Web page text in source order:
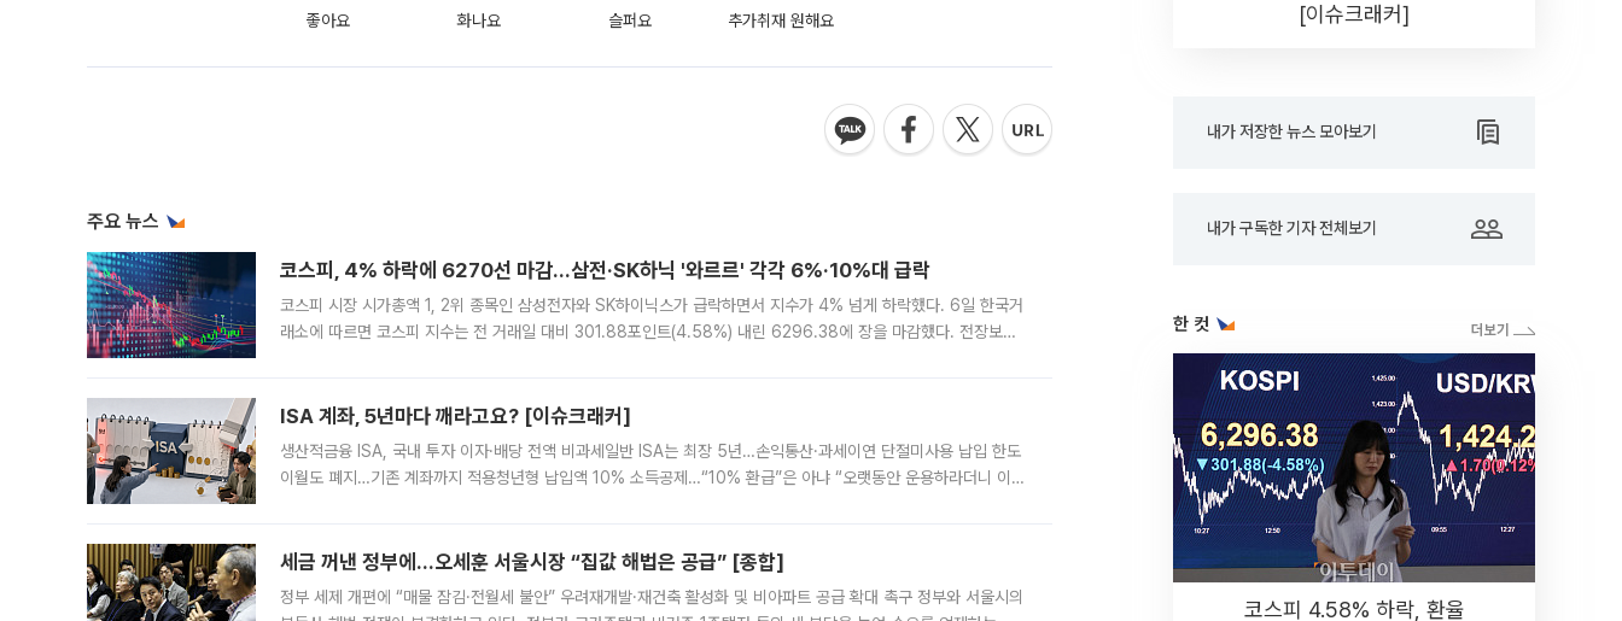
좋아요 화나요 슬퍼요 추가취재 원해요
주요 뉴스
코스피, 4% 하락에 6270선 마감…삼전·SK하닉 '와르르' 각각 6%·10%대 급락
코스피 시장 시가총액 1, 2위 종목인 삼성전자와 SK하이닉스가 급락하면서 지수가 4% 넘게 하락했다. 6일 한국거
래소에 따르면 코스피 지수는 전 거래일 대비 301.88포인트(4.58%) 내린 6296.38에 장을 마감했다. 전장보다
ISA 계좌, 5년마다 깨라고요? [이슈크래커]
생산적금융 ISA, 국내 투자 이자·배당 전액 비과세일반 ISA는 최장 5년…손익통산·과세이연 단절미사용 납입 한도
이월도 폐지…기존 계좌까지 적용청년형 납입액 10% 소득공제…“10% 환급”은 아냐 “오랫동안 운용하라더니 이제
세금 꺼낸 정부에…오세훈 서울시장 “집값 해법은 공급” [종합]
정부 세제 개편에 “매물 잠김·전월세 불안” 우려재개발·재건축 활성화 및 비아파트 공급 확대 촉구 정부와 서울시의
[이슈크래커]
내가 저장한 뉴스 모아보기
내가 구독한 기자 전체보기
한 컷
코스피 4.58% 하락, 환율